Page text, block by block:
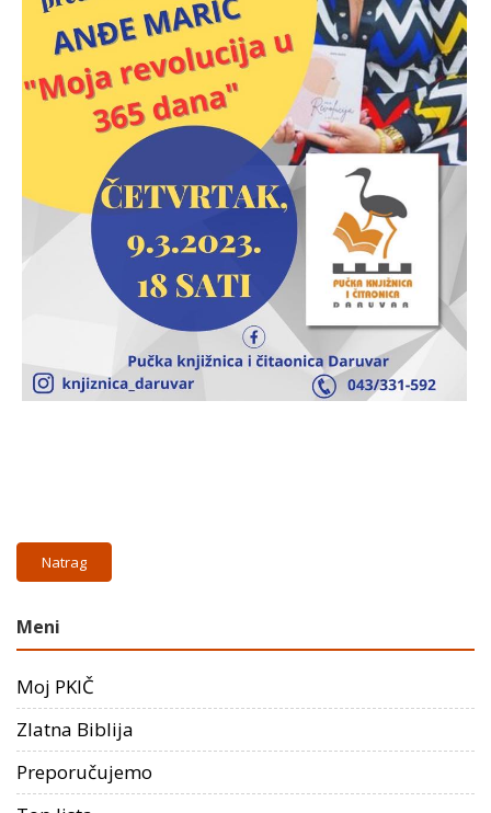
Natrag
Meni
Moj PKIČ
Zlatna Biblija
Preporučujemo